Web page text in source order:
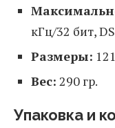
кГц/32 бит,
Размеры:
Вес: 290 гр.
Упаковка и